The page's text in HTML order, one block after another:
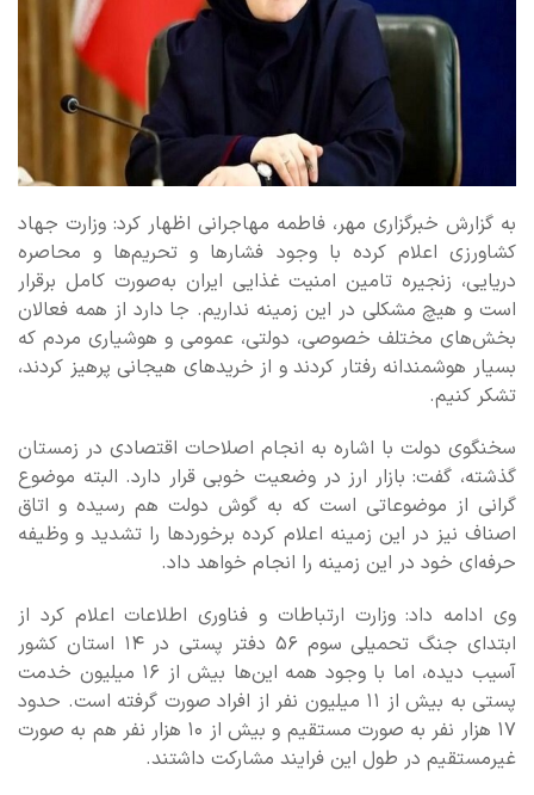
به گزارش خبرگزاری مهر، فاطمه مهاجرانی اظهار کرد: وزارت جهاد
کشاورزی اعلام کرده با وجود فشارها و تحریم‌ها و محاصره‌
دریایی، زنجیره تامین امنیت غذایی ایران به‌صورت کامل برقرار
است و هیچ مشکلی در این زمینه نداریم. جا دارد از همه فعالان
بخش‌های مختلف خصوصی، دولتی، عمومی و هوشیاری مردم که
بسیار هوشمندانه رفتار کردند و از خریدهای هیجانی پرهیز کردند،
تشکر کنیم.
سخنگوی دولت با اشاره به انجام اصلاحات اقتصادی در زمستان
گذشته، گفت: بازار ارز در وضعیت خوبی قرار دارد. البته موضوع
گرانی از موضوعاتی است که به گوش دولت هم رسیده و اتاق
اصناف نیز در این زمینه اعلام کرده برخوردها را تشدید و وظیفه
حرفه‌ای خود در این زمینه را انجام خواهد داد.
وی ادامه داد: وزارت ارتباطات و فناوری اطلاعات اعلام کرد از
ابتدای جنگ تحمیلی سوم ۵۶ دفتر پستی در ۱۴ استان کشور
آسیب دیده، اما با وجود همه این‌ها بیش از ۱۶ میلیون خدمت
پستی به بیش از ۱۱ میلیون نفر از افراد صورت گرفته است. حدود
۱۷ هزار نفر به‌ صورت مستقیم و بیش از ۱۰ هزار نفر هم به‌ صورت
غیرمستقیم در طول این فرایند مشارکت داشتند.